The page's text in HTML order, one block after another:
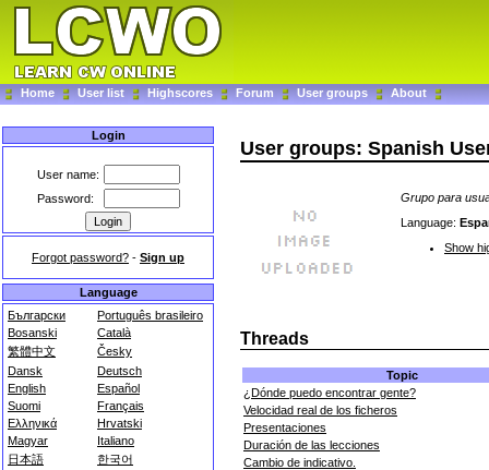
Home User list Highscores Forum User groups About
Login
User name:
Password:
Forgot password? - Sign up
Language
Български
Português brasileiro
Bosanski
Català
繁體中文
Česky
Dansk
Deutsch
English
Español
Suomi
Français
Ελληνικά
Hrvatski
Magyar
Italiano
日本語
한국어
User groups: Spanish
Grupo para
Language:
Show
Threads
Topic
¿Dónde puedo encontrar gente?
Velocidad real de los ficheros
Presentaciones
Duración de las lecciones
Cambio de indicativo.